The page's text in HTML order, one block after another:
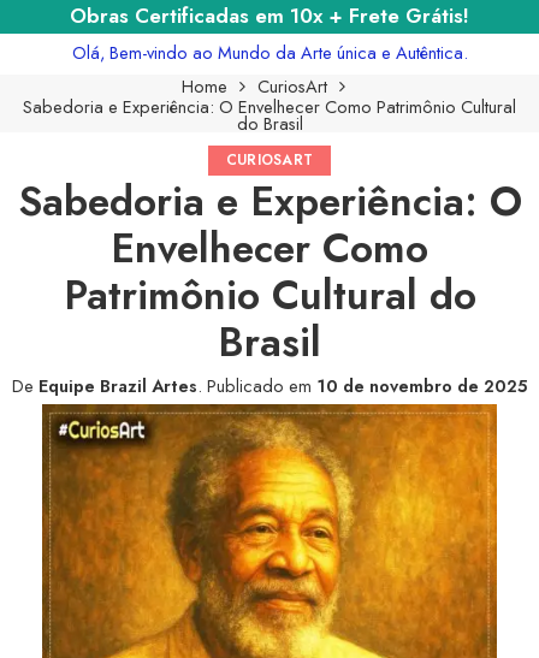
Obras Certificadas em 10x + Frete Grátis!
Olá, Bem-vindo ao Mundo da Arte única e Autêntica.
Home
CuriosArt
Sabedoria e Experiência: O Envelhecer Como Patrimônio Cultural
do Brasil
CURIOSART
Sabedoria e Experiência: O
Envelhecer Como
Patrimônio Cultural do
Brasil
De Equipe Brazil Artes. Publicado em 10 de novembro de 2025